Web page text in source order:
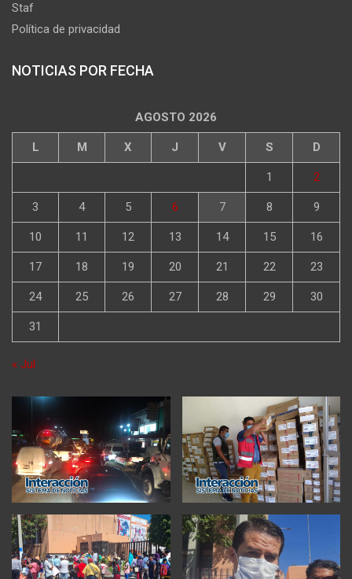
Staf
Política de privacidad
NOTICIAS POR FECHA
AGOSTO 2026
L M X J V S D
1 2
3 4 5 6 7 8 9
10 11 12 13 14 15 16
17 18 19 20 21 22 23
24 25 26 27 28 29 30
31
« Jul